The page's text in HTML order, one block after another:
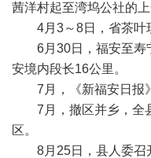
茜洋村起至湾坞公社的
4月3～8日，省茶叶
6月30日，福安至寿
安境内段长16公里。
7月，《新福安日报》
7月，撤区并乡，全
区。
8月25日，县人委召